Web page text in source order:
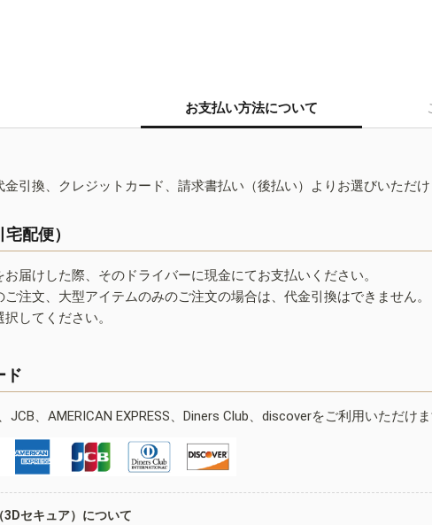
お支払い方法について
引換、クレジットカード、請求書払い（後払い）よりお選びいただけ
配便）
届けした際、そのドライバーに現金にてお支払いください。
注文、大型アイテムのみのご注文の場合は、代金引換はできません。
してください。
ド
JCB、AMERICAN EXPRESS、Diners Club、discoverをご利用いただけま
セキュア）について